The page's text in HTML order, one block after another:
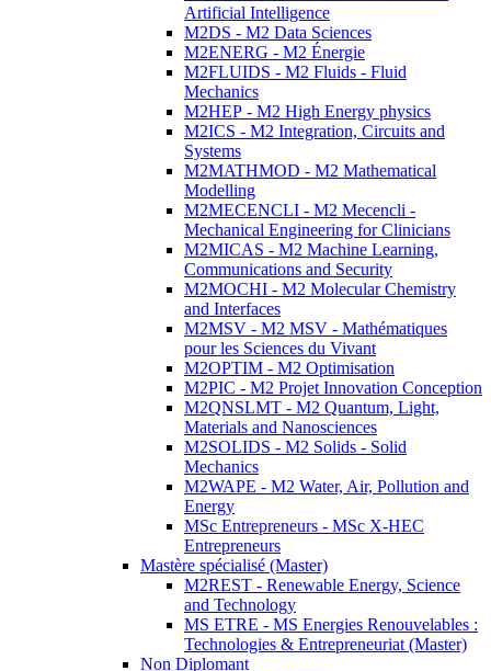
Artificial Intelligence
M2DS - M2 Data Sciences
M2ENERG - M2 Énergie
M2FLUIDS - M2 Fluids - Fluid
Mechanics
M2HEP - M2 High Energy physics
M2ICS - M2 Integration, Circuits and
Systems
M2MATHMOD - M2 Mathematical
Modelling
M2MECENCLI - M2 Mecencli -
Mechanical Engineering for Clinicians
M2MICAS - M2 Machine Learning,
Communications and Security
M2MOCHI - M2 Molecular Chemistry
and Interfaces
M2MSV - M2 MSV - Mathématiques
pour les Sciences du Vivant
M2OPTIM - M2 Optimisation
M2PIC - M2 Projet Innovation Conception
M2QNSLMT - M2 Quantum, Light,
Materials and Nanosciences
M2SOLIDS - M2 Solids - Solid
Mechanics
M2WAPE - M2 Water, Air, Pollution and
Energy
MSc Entrepreneurs - MSc X-HEC
Entrepreneurs
Mastère spécialisé (Master)
M2REST - Renewable Energy, Science
and Technology
MS ETRE - MS Energies Renouvelables :
Technologies & Entrepreneuriat (Master)
Non Diplomant